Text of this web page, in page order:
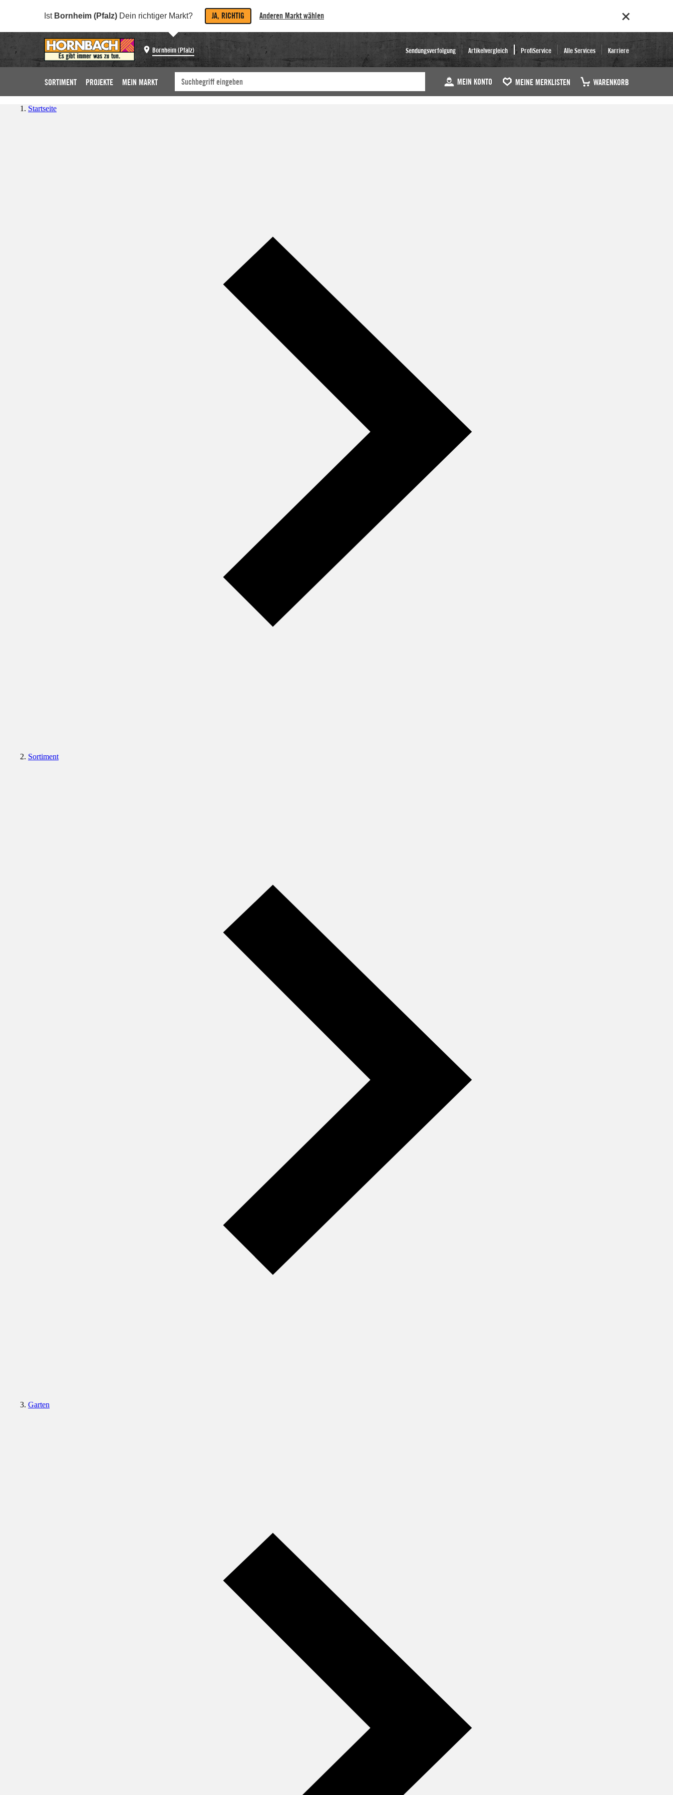
Ist Bornheim (Pfalz) Dein richtiger Markt? JA, RICHTIG Anderen Markt wählen
Bornheim (Pfalz) Sendungsverfolgung Artikelvergleich ProfiService Alle Services Karriere
SORTIMENT PROJEKTE MEIN MARKT MEIN KONTO MEINE MERKLISTEN WARENKORB
Startseite
Sortiment
Garten